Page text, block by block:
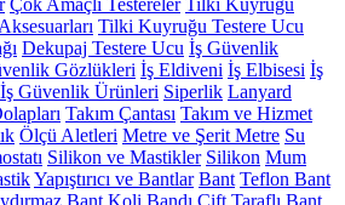
Çok Amaçlı Testereler Tilki Kuyruğu
Tilki Kuyruğu Testere Ucu
Dekupaj Testere Ucu İş Güvenlik
Gözlükleri İş Eldiveni İş Elbisesi İş
Güvenlik Ürünleri Siperlik Lanyard
Takım Çantası Takım ve Hizmet
Ölçü Aletleri Metre ve Şerit Metre Su
Silikon ve Mastikler Silikon Mum
Yapıştırıcı ve Bantlar Bant Teflon Bant
Bant Koli Bandı Çift Taraflı Bant